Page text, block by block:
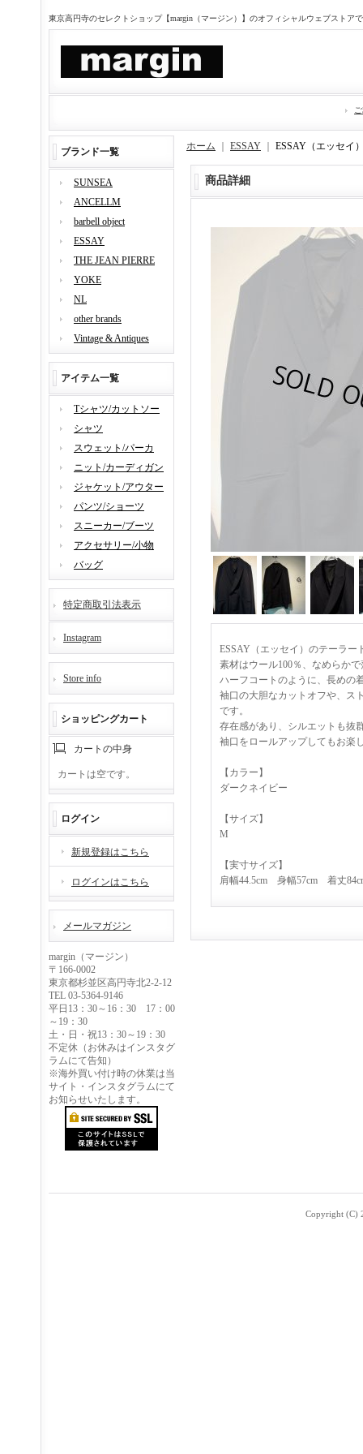
東京高円寺のセレクトショップ【margin（マージン）】のオフィシャルウェブストア
ブランド一覧
SUNSEA
ANCELLM
barbell object
ESSAY
THE JEAN PIERRE
YOKE
NL
other brands
Vintage & Antiques
アイテム一覧
Tシャツ/カットソー
シャツ
スウェット/パーカ
ニット/カーディガン
ジャケット/アウター
パンツ/ショーツ
スニーカー/ブーツ
アクセサリー/小物
バッグ
特定商取引法表示
Instagram
Store info
ショッピングカート
カートの中身
カートは空です。
ログイン
新規登録はこちら
ログインはこちら
メールマガジン
margin（マージン）
〒166-0002
東京都杉並区高円寺北2-2-12
TEL 03-5364-9146
平日13：30～16：30 17：00
～19：30
土・日・祝13：30～19：30
不定休（お休みはインスタグ
ラムにて告知）
※海外買い付け時の休業は当
サイト・インスタグラムにて
お知らせいたします。
ホーム ESSAY ESSAY（エッセイ
商品詳細
ESSAY（エッセイ）のテーラー
素材はウール100％、なめらか
ハーフコートのように、長めの
袖口の大胆なカットオフや、ス
です。
存在感があり、シルエットも抜
袖口をロールアップしてもお楽
【カラー】
ダークネイビー
【サイズ】
M
【実寸サイズ】
肩幅44.5cm 身幅57cm 着丈
Copyright (C)